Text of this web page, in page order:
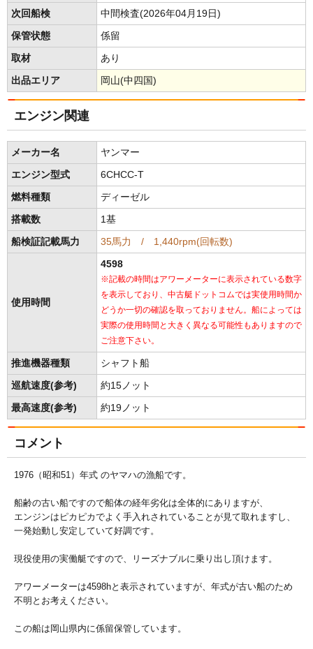
次回船検 中間検査(2026年04月19日)
保管状態 係留
取材 あり
出品エリア 岡山(中四国)
エンジン関連
メーカー名 ヤンマー
エンジン型式 6CHCC-T
燃料種類 ディーゼル
搭載数 1基
船検証記載馬力 35馬力 / 1,440rpm(回転数)
使用時間
4598
※記載の時間はアワーメーターに表示されている数字
を表示しており、中古艇ドットコムでは実使用時間か
どうか一切の確認を取っておりません。船によっては
実際の使用時間と大きく異なる可能性もありますので
ご注意下さい。
推進機器種類 シャフト船
巡航速度(参考) 約15ノット
最高速度(参考) 約19ノット
コメント
1976（昭和51）年式 のヤマハの漁船です。
船齢の古い船ですので船体の経年劣化は全体的にありますが、
エンジンはピカピカでよく手入れされていることが見て取れますし、
一発始動し安定していて好調です。
現役使用の実働艇ですので、リーズナブルに乗り出し頂けます。
アワーメーターは4598hと表示されていますが、年式が古い船のため
不明とお考えください。
この船は岡山県内に係留保管しています。